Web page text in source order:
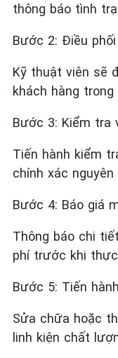
thông báo tình
Bước 2: Điều
Kỹ thuật viên sẽ
khách hàng
Bước 3: Kiểm tra
Tiến hành kiểm
chính xác
Bước 4: Báo giá
Thông báo chi
phí trước khi
Bước 5: Tiến
Sửa chữa hoặc
linh kiện chất